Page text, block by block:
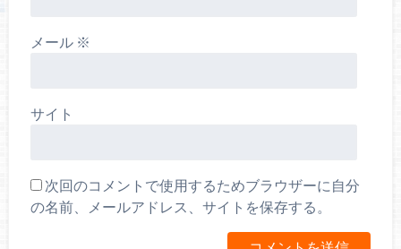
メール ※
サイト
次回のコメントで使用するためブラウザーに自分
の名前、メールアドレス、サイトを保存する。